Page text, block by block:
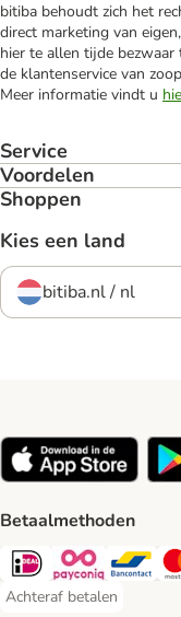
bitiba behoudt zich het
direct marketing van
hier te allen tijde
de klantenservice van
Meer informatie vindt u
Service
Voordelen
Shoppen
Kies een land
bitiba.nl / nl
Betaalmethoden
iDeal Payment Method
Payconiq
Achteraf betalen
Achteraf betalen Payment